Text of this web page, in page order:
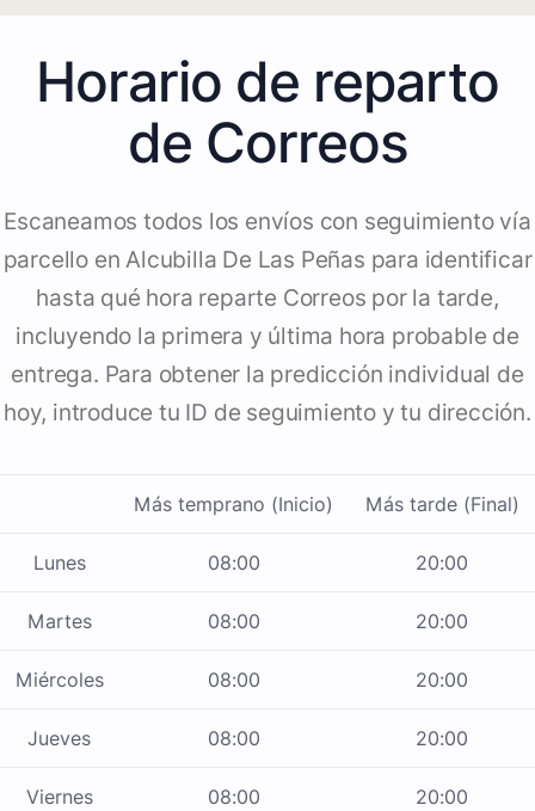
Horario de reparto
de Correos
Escaneamos todos los envíos con seguimiento vía
parcello en Alcubilla De Las Peñas para identificar
hasta qué hora reparte Correos por la tarde,
incluyendo la primera y última hora probable de
entrega. Para obtener la predicción individual de
hoy, introduce tu ID de seguimiento y tu dirección.
Más temprano (Inicio) Más tarde (Final)
Lunes 08:00 20:00
Martes 08:00 20:00
Miércoles 08:00 20:00
Jueves 08:00 20:00
Viernes 08:00 20:00